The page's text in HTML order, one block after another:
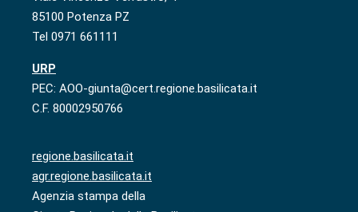
85100 Potenza PZ
Tel 0971 661111
URP
PEC: AOO-giunta@cert.regione.basilicata.it
C.F. 80002950766
regione.basilicata.it
agr.regione.basilicata.it
Agenzia stampa della